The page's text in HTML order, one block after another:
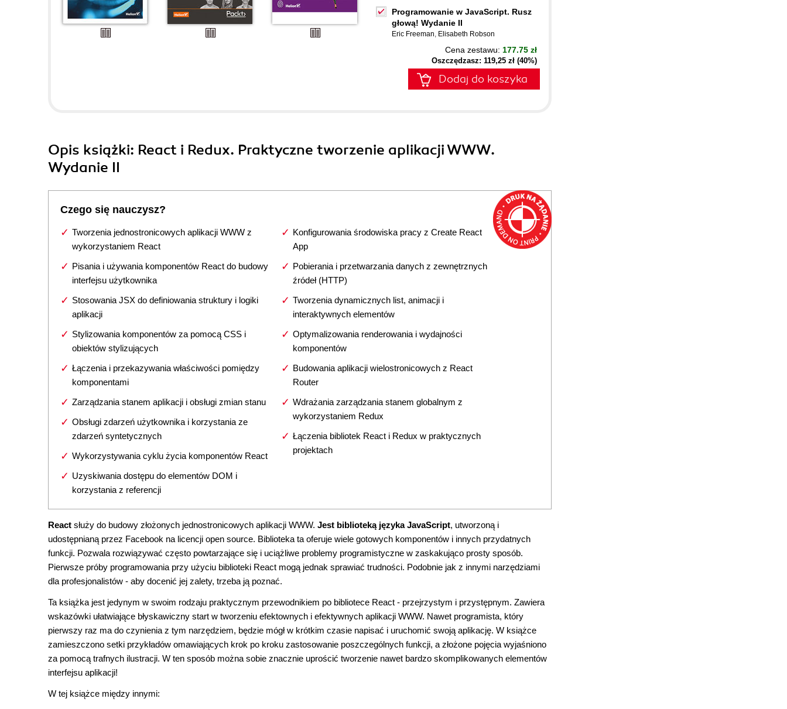
Programowanie w JavaScript. Rusz
głową! Wydanie II
Eric Freeman, Elisabeth Robson
Cena zestawu: 177.75 zł
Oszczędzasz: 119,25 zł (40%)
Dodaj do koszyka
Opis książki: React i Redux. Praktyczne tworzenie aplikacji WWW.
Wydanie II
Czego się nauczysz?
Tworzenia jednostronicowych aplikacji WWW z
wykorzystaniem React
Pisania i używania komponentów React do budowy
interfejsu użytkownika
Stosowania JSX do definiowania struktury i logiki
aplikacji
Stylizowania komponentów za pomocą CSS i
obiektów stylizujących
Łączenia i przekazywania właściwości pomiędzy
komponentami
Zarządzania stanem aplikacji i obsługi zmian stanu
Obsługi zdarzeń użytkownika i korzystania ze
zdarzeń syntetycznych
Wykorzystywania cyklu życia komponentów React
Uzyskiwania dostępu do elementów DOM i
korzystania z referencji
Konfigurowania środowiska pracy z Create React
App
Pobierania i przetwarzania danych z zewnętrznych
źródeł (HTTP)
Tworzenia dynamicznych list, animacji i
interaktywnych elementów
Optymalizowania renderowania i wydajności
komponentów
Budowania aplikacji wielostronicowych z React
Router
Wdrażania zarządzania stanem globalnym z
wykorzystaniem Redux
Łączenia bibliotek React i Redux w praktycznych
projektach
React służy do budowy złożonych jednostronicowych aplikacji WWW. Jest biblioteką języka JavaScript, utworzoną i
udostępnianą przez Facebook na licencji open source. Biblioteka ta oferuje wiele gotowych komponentów i innych przydatnych
funkcji. Pozwala rozwiązywać często powtarzające się i uciążliwe problemy programistyczne w zaskakująco prosty sposób.
Pierwsze próby programowania przy użyciu biblioteki React mogą jednak sprawiać trudności. Podobnie jak z innymi narzędziami
dla profesjonalistów - aby docenić jej zalety, trzeba ją poznać.
Ta książka jest jedynym w swoim rodzaju praktycznym przewodnikiem po bibliotece React - przejrzystym i przystępnym. Zawiera
wskazówki ułatwiające błyskawiczny start w tworzeniu efektownych i efektywnych aplikacji WWW. Nawet programista, który
pierwszy raz ma do czynienia z tym narzędziem, będzie mógł w krótkim czasie napisać i uruchomić swoją aplikację. W książce
zamieszczono setki przykładów omawiających krok po kroku zastosowanie poszczególnych funkcji, a złożone pojęcia wyjaśniono
za pomocą trafnych ilustracji. W ten sposób można sobie znacznie uprościć tworzenie nawet bardzo skomplikowanych elementów
interfejsu aplikacji!
W tej książce między innymi: